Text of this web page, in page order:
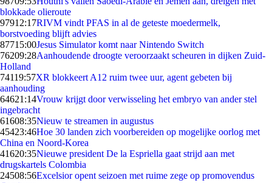
blokkade olieroute
97912:17RIVM vindt PFAS in al de geteste moedermelk,
borstvoeding blijft advies
87715:00Jesus Simulator komt naar Nintendo Switch
76209:28Aanhoudende droogte veroorzaakt scheuren in dijken Zuid-
Holland
74119:57XR blokkeert A12 ruim twee uur, agent gebeten bij
aanhouding
64621:14Vrouw krijgt door verwisseling het embryo van ander stel
ingebracht
61608:35Nieuw te streamen in augustus
45423:46Hoe 30 landen zich voorbereiden op mogelijke oorlog met
China en Noord-Korea
41620:35Nieuwe president De la Espriella gaat strijd aan met
drugskartels Colombia
24508:56Excelsior opent seizoen met ruime zege op promovendus